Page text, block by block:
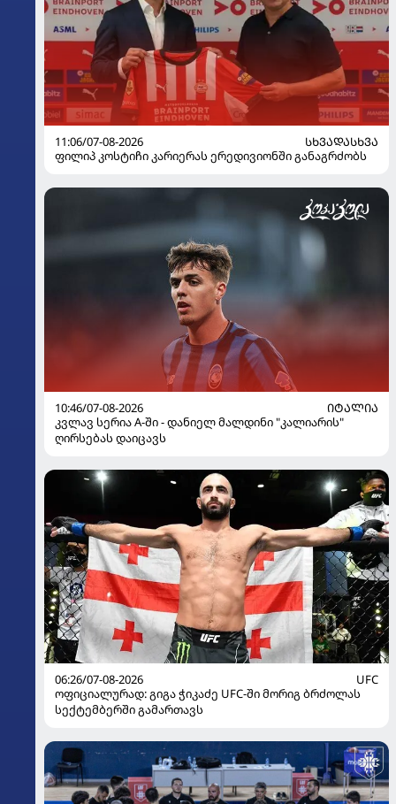
11:06/07-08-2026
ᲡᲮᲕᲐᲓᲐᲡᲮᲕᲐ
ფილიპ კოსტიჩი კარიერას ერედივიონში განაგრძობს
10:46/07-08-2026
ᲘᲢᲐᲚᲘᲐ
კვლავ სერია A-ში - დანიელ მალდინი "კალიარის"
ღირსებას დაიცავს
06:26/07-08-2026
UFC
ოფიციალურად: გიგა ჭიკაძე UFC-ში მორიგ ბრძოლას
სექტემბერში გამართავს